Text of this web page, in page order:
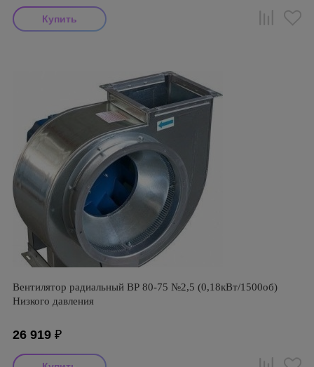
Вентилятор радиальный ВР 80-75 №2,5 (0,18кВт/1500об)
Низкого давления
26 919 ₽